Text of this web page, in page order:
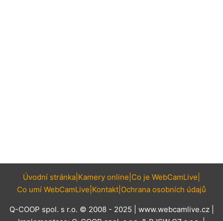
Úvodní stránka Kamery online Co je WebCamLive
Co umí WebCamLive Kontakt Ochrana osobních údajů
Q-COOP spol. s r.o. © 2008 - 2025 | www.webcamlive.cz|